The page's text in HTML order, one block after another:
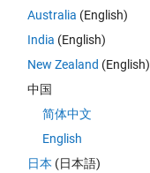
il 2 Feb 2023
Modificato:
Australia (English)
India (English)
New Zealand (English)
中国
简体中文
English
日本 (日本語)